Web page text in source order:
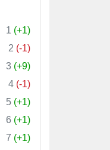
1 (+1)
2 (-1)
3 (+9)
4 (-1)
5 (+1)
6 (+1)
7 (+1)